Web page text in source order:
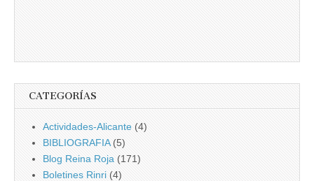
CATEGORÍAS
Actividades-Alicante (4)
BIBLIOGRAFIA(5)
Blog Reina Roja (171)
Boletines Rinri (4)